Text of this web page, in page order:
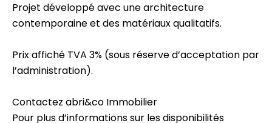
Projet développé avec une architecture
contemporaine et des matériaux qualitatifs.
Prix affiché TVA 3% (sous réserve d’acceptation par
l’administration).
Contactez abri&co Immobilier
Pour plus d’informations sur les disponibilités